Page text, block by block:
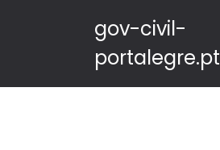
gov-civil-
portalegre.pt